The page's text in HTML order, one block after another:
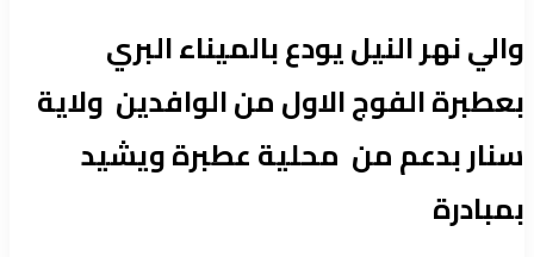
والي نهر النيل يودع بالميناء البري
بعطبرة الفوج الاول من الوافدين ولاية
سنار بدعم من محلية عطبرة ويشيد
بمبادرة